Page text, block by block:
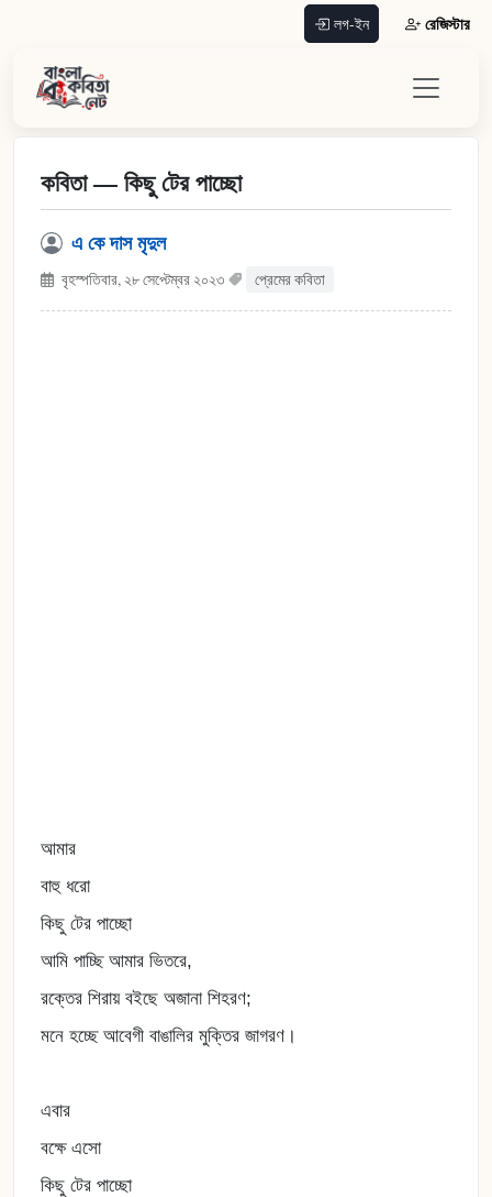
লগ-ইন রেজিস্টার
কবিতা — কিছু টের পাচ্ছো
এ কে দাস মৃদুল
বৃহস্পতিবার, ২৮ সেপ্টেম্বর ২০২৩ প্রেমের কবিতা
আমার
বাহু ধরো
কিছু টের পাচ্ছো
আমি পাচ্ছি আমার ভিতরে,
রক্তের শিরায় বইছে অজানা শিহরণ;
মনে হচ্ছে আবেগী বাঙালির মুক্তির জাগরণ।
এবার
বক্ষে এসো
কিছু টের পাচ্ছো